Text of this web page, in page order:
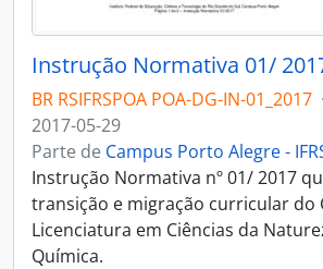
Instrução Normativa 01/
BR RSIFRSPOA POA-DG-IN-01_2017 ·
2017-05-29
Parte de Campus Porto Alegre -
Instrução Normativa nº 01/ 2017
transição e migração curricular do
Licenciatura em Ciências da
Química.